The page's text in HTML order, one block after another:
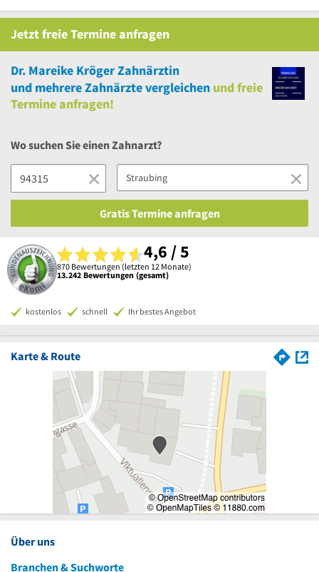
JetztfreieTermine anfragen
Dr. Mareike Kröger Zahnärztin
und mehrereZahnärzte vergleichen undfreie
Termine anfragen!
Wo suchen Sie einen Zahnarzt?
Gratis Termine anfragen
4,6 / 5
870 Bewertungen (letzten 12 Monate)
13.242 Bewertungen (gesamt)
kostenlos schnell Ihr bestes Angebot
Karte & Route
Über uns
Branchen & Suchworte